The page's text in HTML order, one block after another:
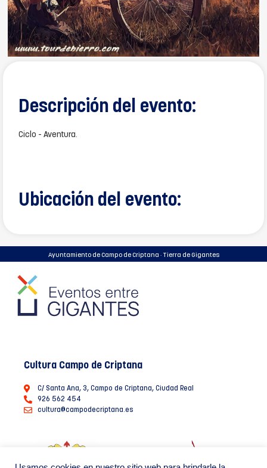
Descripción del evento:
Ciclo - Aventura.
Ubicación del evento:
Ayuntamiento de Campo de Criptana · Tierra de Gigantes
Cultura Campo de Criptana
C/ Santa Ana, 3, Campo de Criptana, Ciudad Real
926 562 454
cultura@campodecriptana.es